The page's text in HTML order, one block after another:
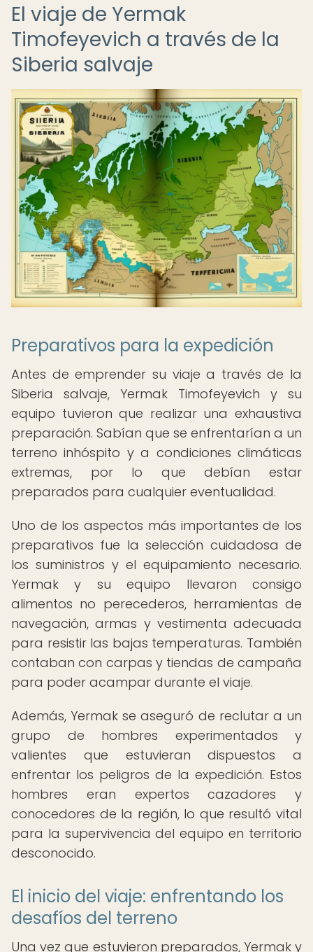
El viaje de Yermak
Timofeyevich a través de la
Siberia salvaje
Preparativos para la expedición
Antes de emprender su viaje a través de la
Siberia salvaje, Yermak Timofeyevich y su
equipo tuvieron que realizar una exhaustiva
preparación. Sabían que se enfrentarían a un
terreno inhóspito y a condiciones climáticas
extremas, por lo que debían estar
preparados para cualquier eventualidad.
Uno de los aspectos más importantes de los
preparativos fue la selección cuidadosa de
los suministros y el equipamiento necesario.
Yermak y su equipo llevaron consigo
alimentos no perecederos, herramientas de
navegación, armas y vestimenta adecuada
para resistir las bajas temperaturas. También
contaban con carpas y tiendas de campaña
para poder acampar durante el viaje.
Además, Yermak se aseguró de reclutar a un
grupo de hombres experimentados y
valientes que estuvieran dispuestos a
enfrentar los peligros de la expedición. Estos
hombres eran expertos cazadores y
conocedores de la región, lo que resultó vital
para la supervivencia del equipo en territorio
desconocido.
El inicio del viaje: enfrentando los
desafíos del terreno
Una vez que estuvieron preparados, Yermak y